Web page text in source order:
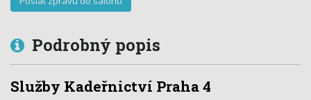
Podrobný popis
Služby Kadeřnictví Praha 4